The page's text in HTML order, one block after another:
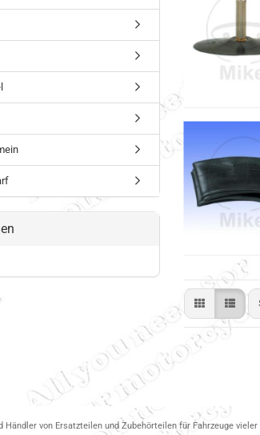
Händler von Ersatzteilen und Zubehörteilen für Fahrzeuge